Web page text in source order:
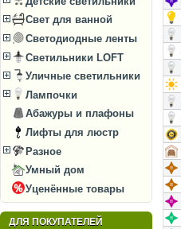
Свет для ванной
Светодиодные ленты
Светильники LOFT
Уличные светильники
Лампочки
Абажуры и плафоны
Лифты для люстр
Разное
Умный дом
Уценённые товары
ДЛЯ ПОКУПАТЕЛЕЙ